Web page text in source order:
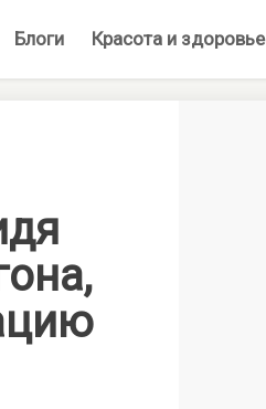
Блоги Красота и здоровье